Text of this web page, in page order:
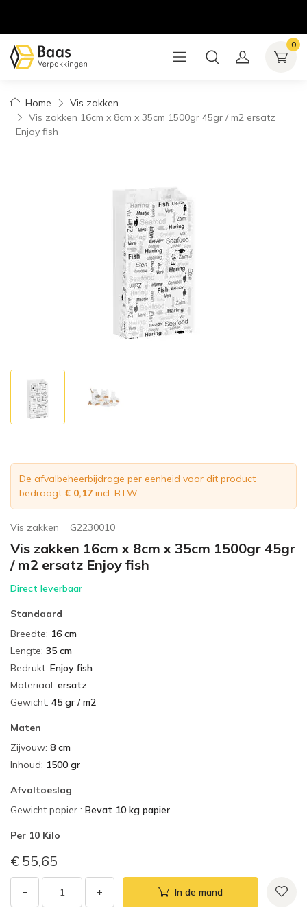
0
Home
Vis zakken
Vis zakken 16cm x 8cm x 35cm 1500gr 45gr / m2 ersatz
Enjoy fish
De afvalbeheerbijdrage per eenheid voor dit product
bedraagt € 0,17 incl. BTW.
Vis zakken G2230010
Vis zakken 16cm x 8cm x 35cm 1500gr 45gr
/ m2 ersatz Enjoy fish
Direct leverbaar
Standaard
Breedte: 16 cm
Lengte: 35 cm
Bedrukt: Enjoy fish
Materiaal: ersatz
Gewicht: 45 gr / m2
Maten
Zijvouw: 8 cm
Inhoud: 1500 gr
Afvaltoeslag
Gewicht papier : Bevat 10 kg papier
Per 10 Kilo
€ 55,65
− + In de mand